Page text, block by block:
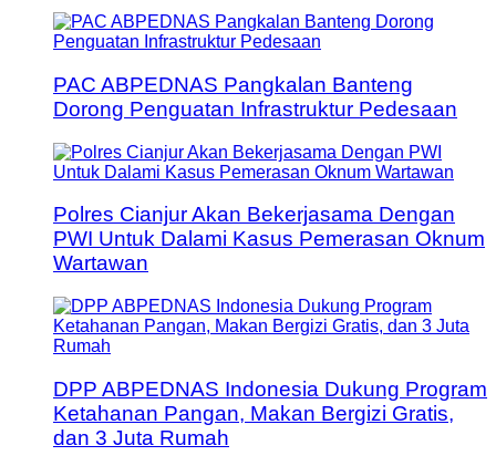
PAC ABPEDNAS Pangkalan Banteng
Dorong Penguatan Infrastruktur Pedesaan
Polres Cianjur Akan Bekerjasama Dengan
PWI Untuk Dalami Kasus Pemerasan Oknum
Wartawan
DPP ABPEDNAS Indonesia Dukung Program
Ketahanan Pangan, Makan Bergizi Gratis,
dan 3 Juta Rumah